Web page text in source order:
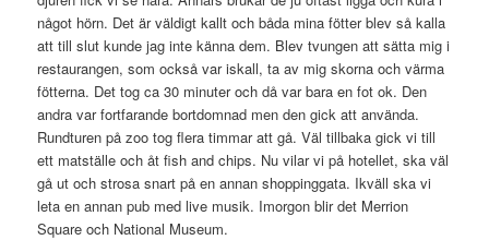
något hörn. Det är väldigt kallt och båda mina fötter blev så kalla
att till slut kunde jag inte känna dem. Blev tvungen att sätta mig i
restaurangen, som också var iskall, ta av mig skorna och värma
fötterna. Det tog ca 30 minuter och då var bara en fot ok. Den
andra var fortfarande bortdomnad men den gick att använda.
Rundturen på zoo tog flera timmar att gå. Väl tillbaka gick vi till
ett matställe och åt fish and chips. Nu vilar vi på hotellet, ska väl
gå ut och strosa snart på en annan shoppinggata. Ikväll ska vi
leta en annan pub med live musik. Imorgon blir det Merrion
Square och National Museum.